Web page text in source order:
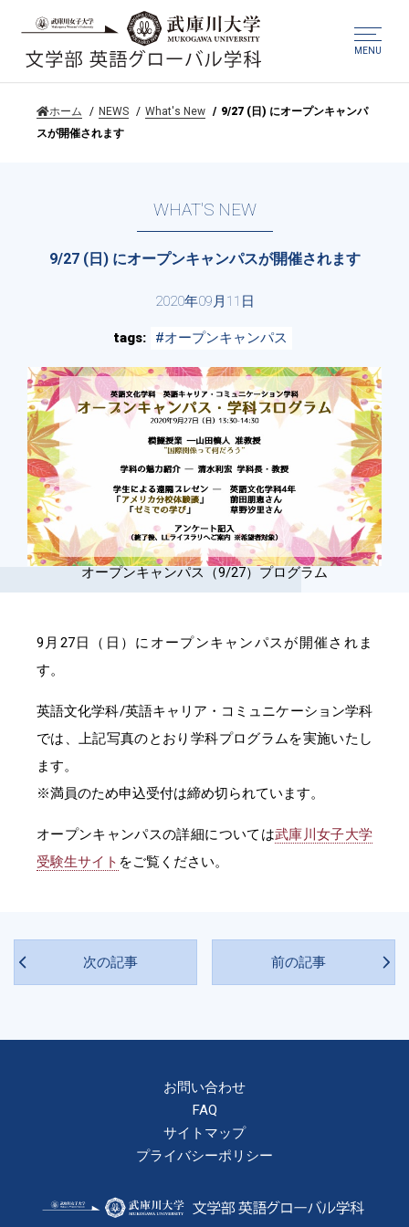
MENU
ホーム NEWS What's New
9/27 (日) にオープンキャンパ
スが開催されます
WHAT'S NEW
9/27 (日) にオープンキャンパスが開催されます
2020年09月11日
tags #オープンキャンパス
オープンキャンパス（9/27）プログラム
9月27日（日）にオープンキャンパスが開催されま
す。
英語文化学科/英語キャリア・コミュニケーション学科
では、上記写真のとおり学科プログラムを実施いたし
ます。
※満員のため申込受付は締め切られています。
オープンキャンパスの詳細については武庫川女子大学
受験生サイト をご覧ください。
次の記事 前の記事
お問い合わせ
FAQ
サイトマップ
プライバシーポリシー